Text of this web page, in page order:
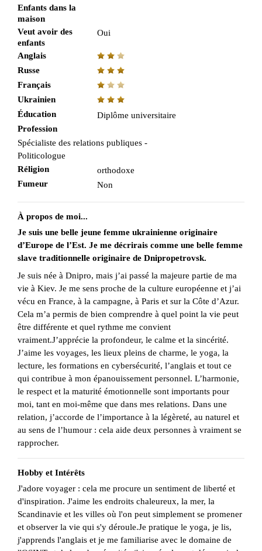
Enfants dans la
maison
Veut avoir des
enfants
Oui
Anglais
Russe
Français
Ukrainien
Éducation
Diplôme universitaire
Profession
Spécialiste des relations publiques -
Politicologue
Réligion
orthodoxe
Fumeur
Non
À propos de moi...
Je suis une belle jeune femme ukrainienne originaire
d’Europe de l’Est. Je me décrirais comme une belle femme
slave traditionnelle originaire de Dnipropetrovsk.
Je suis née à Dnipro, mais j’ai passé la majeure partie de ma
vie à Kiev. Je me sens proche de la culture européenne et j’ai
vécu en France, à la campagne, à Paris et sur la Côte d’Azur.
Cela m’a permis de bien comprendre à quel point la vie peut
être différente et quel rythme me convient
vraiment.J’apprécie la profondeur, le calme et la sincérité.
J’aime les voyages, les lieux pleins de charme, le yoga, la
lecture, les formations en cybersécurité, l’anglais et tout ce
qui contribue à mon épanouissement personnel. L’harmonie,
le respect et la maturité émotionnelle sont importants pour
moi, tant en moi-même que dans mes relations. Dans une
relation, j’accorde de l’importance à la légèreté, au naturel et
au sens de l’humour : cela aide deux personnes à vraiment se
rapprocher.
Hobby et Intérêts
J'adore voyager : cela me procure un sentiment de liberté et
d'inspiration. J'aime les endroits chaleureux, la mer, la
Scandinavie et les villes où l'on peut simplement se promener
et observer la vie qui s'y déroule.Je pratique le yoga, je lis,
j'apprends l'anglais et je me familiarise avec le domaine de